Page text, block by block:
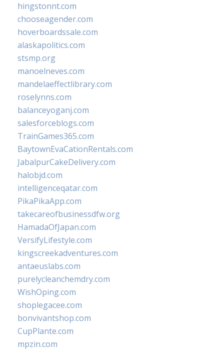
hingstonnt.com
chooseagender.com
hoverboardssale.com
alaskapolitics.com
stsmp.org
manoelneves.com
mandelaeffectlibrary.com
roselynns.com
balanceyoganj.com
salesforceblogs.com
TrainGames365.com
BaytownEvaCationRentals.com
JabalpurCakeDelivery.com
halobjd.com
intelligenceqatar.com
PikaPikaApp.com
takecareofbusinessdfw.org
HamadaOfJapan.com
VersifyLifestyle.com
kingscreekadventures.com
antaeuslabs.com
purelycleanchemdry.com
WishOping.com
shoplegacee.com
bonvivantshop.com
CupPlante.com
mpzin.com